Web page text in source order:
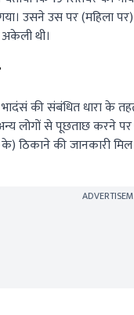
उसने उस पर (महिला
थी।
की संबंधित धारा के
से पूछताछ करने पर
ठिकाने की जानकारी